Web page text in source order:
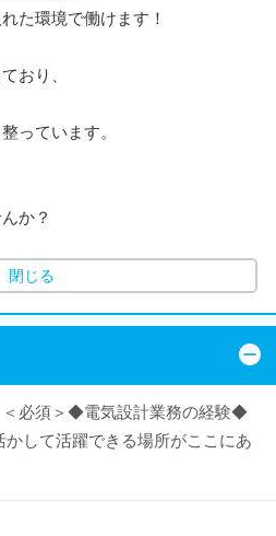
た環境で働けます！
おり、
っています。
か？
閉じる
＜必須＞◆電気設計業務の経験◆
して活躍できる場所がここにあ